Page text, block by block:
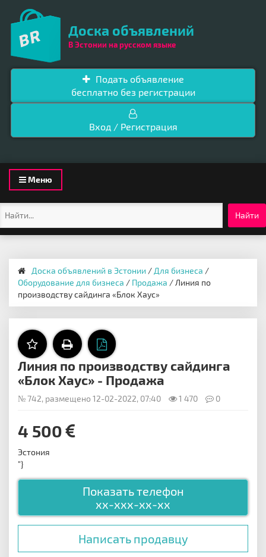
Доска объявлений
В Эстонии на русском языке
Подать объявление
бесплатно без регистрации
Вход / Регистрация
Toggle
navigation
Меню
Найти
Доска объявлений в Эстонии / Для бизнеса /
Оборудование для бизнеса / Продажа / Линия по
производству сайдинга «Блок Хаус»
Линия по производству сайдинга
«Блок Хаус» - Продажа
№ 742, размещено 12-02-2022, 07:40 1 470 0
4 500
Эстония
"}
Показать телефон
xx-xxx-xx-xx
Написать продавцу